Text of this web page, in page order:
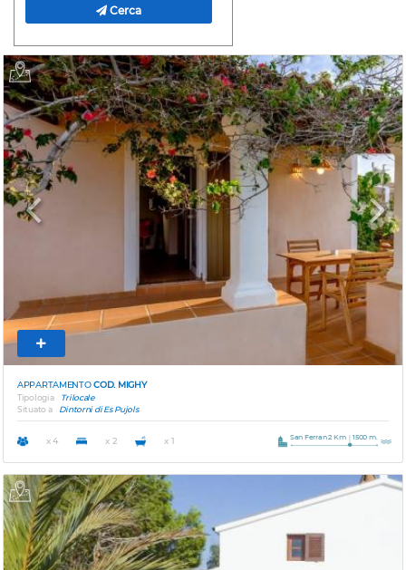
Cerca
Previous Next
APPARTAMENTOCOD. MIGHY
Tipologia
Trilocale
Situato a
Dintorni di Es Pujols
x 4 x 2 x 1 San Ferran 2 Km 1500 m.